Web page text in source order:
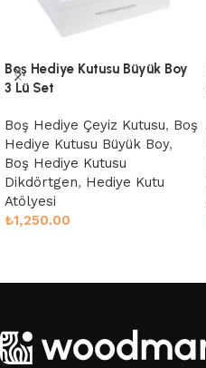
Boş Hediye Kutusu Büyük Boy
3 Lü Set
Boş Hediye Çeyiz Kutusu, Boş
Hediye Kutusu Büyük Boy,
Boş Hediye Kutusu
Dikdörtgen, Hediye Kutu
Atölyesi
₺1,250.00